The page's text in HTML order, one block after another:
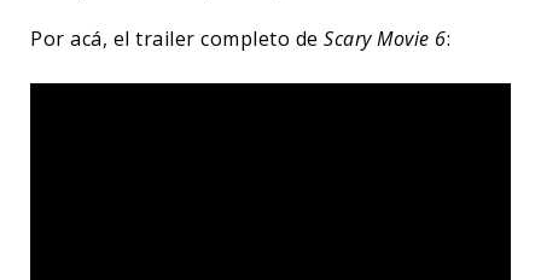
Por acá, el trailer completo de Scary Movie 6: